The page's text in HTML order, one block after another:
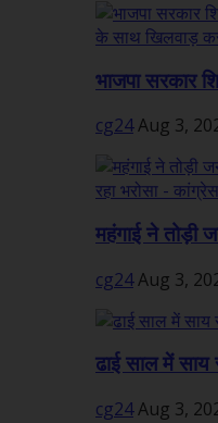
भाजपा सरकार
cg24Aug 3,
महंगाई ने तोड़ी
cg24Aug 3,
ढाई साल में साय
cg24Aug 3,